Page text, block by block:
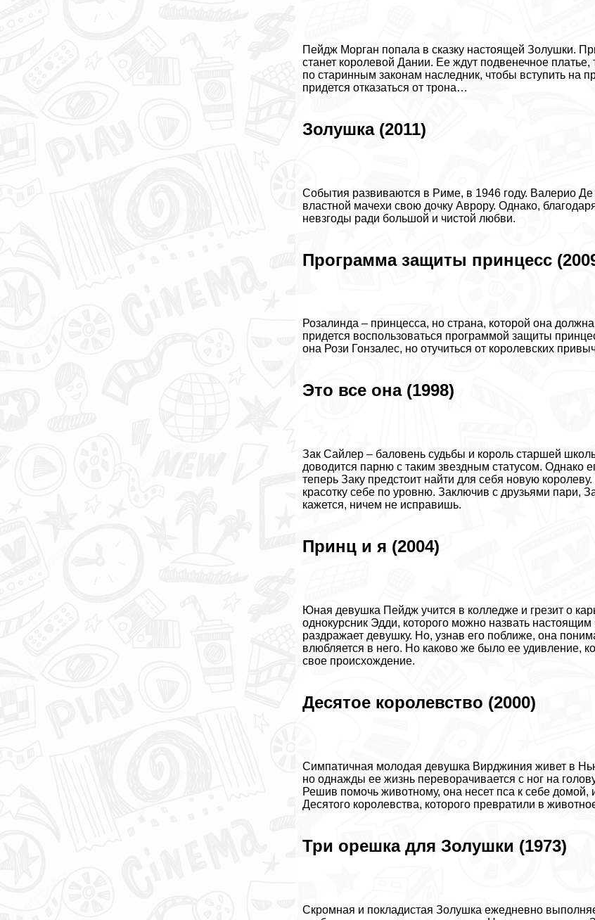
Пейдж Морган попала в сказку настоящей Золушки.
станет королевой Дании. Ее ждут подвенечное
по старинным законам наследник, чтобы вступить на
придется отказаться от трона…
Золушка (2011)
События развиваются в Риме, в 1946 году. Валерио
властной мачехи свою дочку Аврору. Однако,
невзгоды ради большой и чистой любви.
Программа защиты принцесс
Розалинда – принцесса, но страна, которой она
придется воспользоваться программой защиты
она Рози Гонзалес, но отучиться от королевских
Это все она (1998)
Зак Сайлер – баловень судьбы и король старшей
доводится парню с таким звездным статусом. Однако
теперь Заку предстоит найти для себя новую
красотку себе по уровню. Заключив с друзьями пари,
кажется, ничем не исправишь.
Принц и я (2004)
Юная дeвyшка Пейдж учится в колледже и грезит о
однокурсник Эдди, которого можно назвать
раздражает дeвyшку. Но, узнав его поближе, она
влюбляется в него. Но каково же было ее удивление,
свое происхождение.
Десятое королевство (2000)
Симпатичная молодая дeвyшка Вирджиния живет в
но однажды ее жизнь переворачивается с ног на
Решив помочь животному, она несет пса к себе домой,
Десятого королевства, которого превратили в
Три орешка для Золушки (1973)
Скромная и покладистая Золушка ежедневно